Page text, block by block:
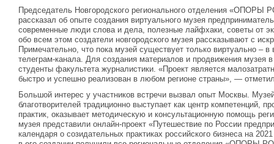
Председатель Новгородского регионального отделения
рассказал об опыте создания виртуального музея
современные люди слова и дела, полезные лайфхаки, советы от
обо всем этом создатели новгородского музея рассказывают с
Примечательно, что пока музей существует только виртуально – в
телеграм-канала. Для создания материалов и продвижения музея
студенты факультета журналистики. «Проект является
быстро и успешно реализован в любом регионе страны», —
Большой интерес у участников встречи вызвал опыт Москвы.
благотворителей традиционно выступает как центр компетенций,
практик, оказывает методическую и консультационную помощь
музея представили онлайн-проект «Путешествие по России
календаря о созидательных практиках российского бизнеса на